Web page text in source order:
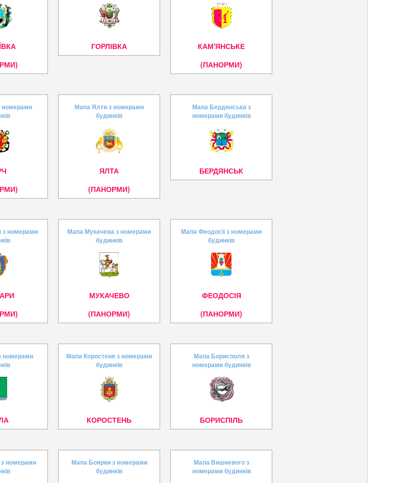
ГОРЛІВКА
КАМ'ЯНСЬКЕ
(ПАНОРМИ)
номерами
Мапа Ялти з номерами
будинків
ЯЛТА
(ПАНОРМИ)
Мапа Бердянська з
номерами будинків
БЕРДЯНСЬК
з номерами
Мапа Мукачева з номерами
будинків
МУКАЧЕВО
(ПАНОРМИ)
Мапа Феодосії з номерами
будинків
ФЕОДОСІЯ
(ПАНОРМИ)
номерами
Мапа Коростеня з номерами
будинків
КОРОСТЕНЬ
Мапа Борисполя з
номерами будинків
БОРИСПІЛЬ
номерами
Мапа Боярки з номерами
будинків
Мапа Вишневого з
номерами будинків